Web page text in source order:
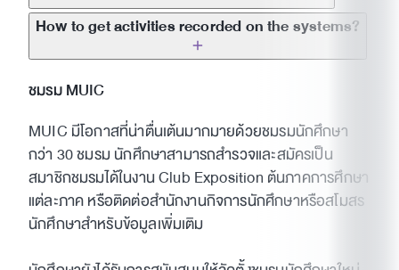
Students must participate in the activities at
least 100 participation hours according to the
structure of the activities. The activity
Applying to graduate school in Thailand and
abroad
Applying for internship programs
Applying for exchange programs
Applying for jobs
Applying for scholarship programs
Applying for special projects/activities
(internal/external)
How to get activities recorded on the systems?
ชมรม MUIC
MUIC มีโอกาสที่น่าตื่นเต้นมากมายด้วยชมรมนักศึกษา
กว่า 30 ชมรม นักศึกษาสามารถสำรวจและสมัครเป็น
สมาชิกชมรมได้ในงาน Club Exposition ต้นภาคการศึกษา
แต่ละภาค หรือติดต่อสำนักงานกิจการนักศึกษาหรือสโมสร
นักศึกษาสำหรับข้อมูลเพิ่มเติม